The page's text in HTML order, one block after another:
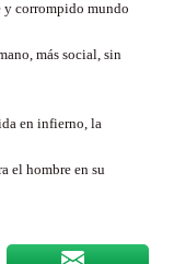
y corrompido mundo
más social, sin
en infierno, la
el hombre en su